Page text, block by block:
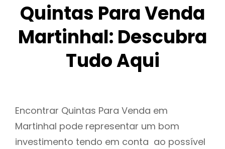
Quintas Para Venda
Martinhal: Descubra
Tudo Aqui
Encontrar Quintas Para Venda em
Martinhal pode representar um bom
investimento tendo em conta ao possível